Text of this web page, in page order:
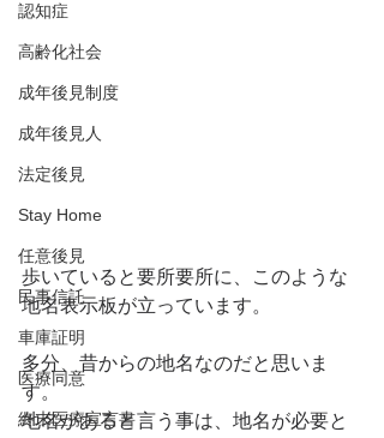
認知症
高齢化社会
成年後見制度
成年後見人
法定後見
Stay Home
任意後見
民事信託
車庫証明
医療同意
終末医療宣言書
歩いていると要所要所に、このような
地名表示板が立っています。
多分、昔からの地名なのだと思いま
す。
地名があると言う事は、地名が必要と